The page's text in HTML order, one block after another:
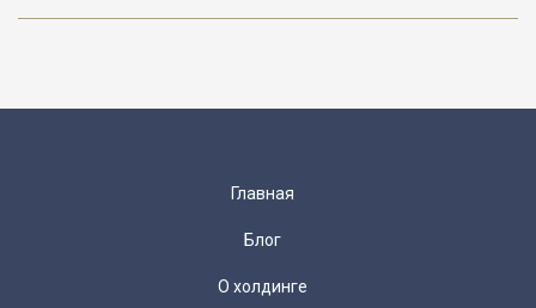
Главная
Блог
О холдинге